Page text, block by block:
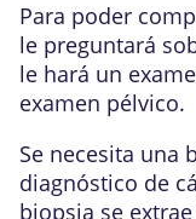
Para poder
le preguntará
le hará un
examen pélvico.
Se necesita una
diagnóstico de
biopsia se